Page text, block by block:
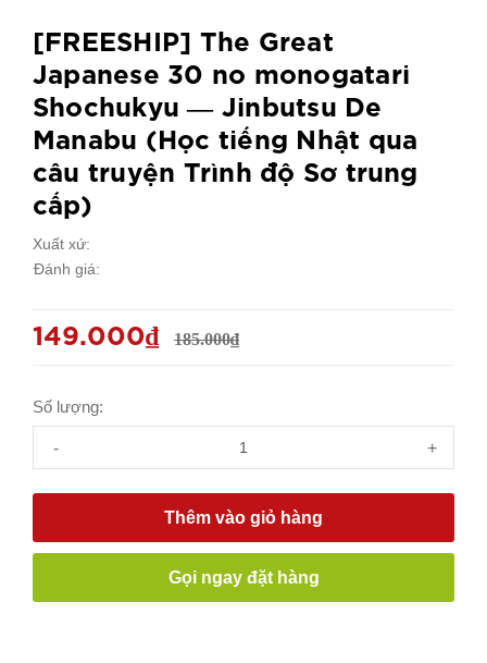
[FREESHIP] The Great
Japanese 30 no monogatari
Shochukyu ― Jinbutsu De
Manabu (Học tiếng Nhật qua
câu truyện Trình độ Sơ trung
cấp)
Xuất xứ:
Đánh giá:
149.000₫ 185.000₫
Số lượng:
- +
Thêm vào giỏ hàng
Gọi ngay đặt hàng